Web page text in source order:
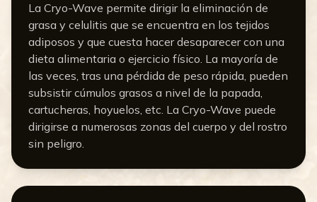
La Cryo-Wave permite dirigir la eliminación de
grasa y celulitis que se encuentra en los tejidos
adiposos y que cuesta hacer desaparecer con una
dieta alimentaria o ejercicio físico. La mayoría de
las veces, tras una pérdida de peso rápida, pueden
subsistir cúmulos grasos a nivel de la papada,
cartucheras, hoyuelos, etc. La Cryo-Wave puede
dirigirse a numerosas zonas del cuerpo y del rostro
sin peligro.